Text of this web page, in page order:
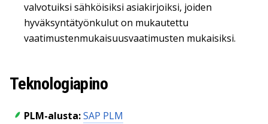
valvotuiksi sähköisiksi asiakirjoiksi, joiden
hyväksyntätyönkulut on mukautettu
vaatimustenmukaisuusvaatimusten mukaisiksi.
Teknologiapino
PLM-alusta:SAP PLM